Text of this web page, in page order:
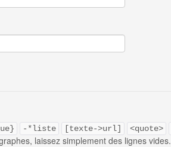
-*liste [texte->url] <quote>
laissez simplement des lignes vides.